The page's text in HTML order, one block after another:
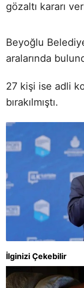
gözaltı kararı
Beyoğlu
aralarında
27 kişi ise adli
bırakılmıştı.